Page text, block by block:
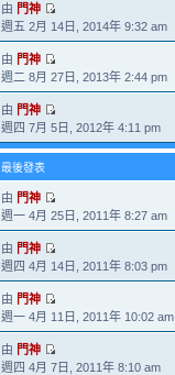
由 門神
週五 2月 14日, 2014年 9:32 am
由 門神
週二 8月 27日, 2013年 2:44 pm
由 門神
週四 7月 5日, 2012年 4:11 pm
最後發表
由 門神
週一 4月 25日, 2011年 8:27 am
由 門神
週四 4月 14日, 2011年 8:03 pm
由 門神
週一 4月 11日, 2011年 10:02 am
由 門神
週四 4月 7日, 2011年 8:10 am